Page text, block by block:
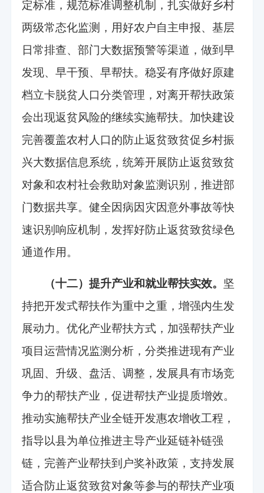
定标准，规范标准调整机制，扎实做好乡村
两级常态化监测，用好农户自主申报、基层
日常排查、部门大数据预警等渠道，做到早
发现、早干预、早帮扶。稳妥有序做好原建
档立卡脱贫人口分类管理，对离开帮扶政策
会出现返贫风险的继续实施帮扶。加快建设
完善覆盖农村人口的防止返贫致贫促乡村振
兴大数据信息系统，统筹开展防止返贫致贫
对象和农村社会救助对象监测识别，推进部
门数据共享。健全因病因灾因意外事故等快
速识别响应机制，发挥好防止返贫致贫绿色
通道作用。
（十二）提升产业和就业帮扶实效。
坚
持把开发式帮扶作为重中之重，增强内生发
展动力。优化产业帮扶方式，加强帮扶产业
项目运营情况监测分析，分类推进现有产业
巩固、升级、盘活、调整，发展具有市场竞
争力的帮扶产业，促进帮扶产业提质增效。
推动实施帮扶产业全链开发惠农增收工程，
指导以县为单位推进主导产业延链补链强
链，完善产业帮扶到户奖补政策，支持发展
适合防止返贫致贫对象等参与的帮扶产业项